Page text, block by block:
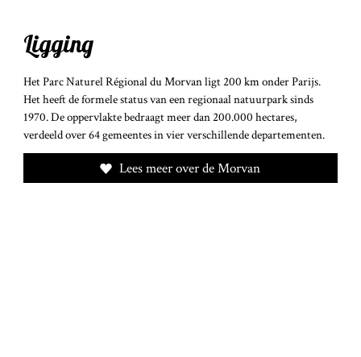
Ligging
Het Parc Naturel Régional du Morvan ligt 200 km onder Parijs.
Het heeft de formele status van een regionaal natuurpark sinds
1970. De oppervlakte bedraagt meer dan 200.000 hectares,
verdeeld over 64 gemeentes in vier verschillende departementen.
Lees meer over de Morvan